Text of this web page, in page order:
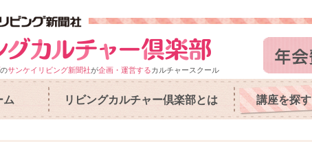
のサンケイリビング新聞社が企画・運営するカルチャースクール
ム リビングカルチャー倶楽部とは 講座を探す